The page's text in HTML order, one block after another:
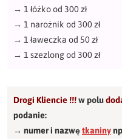
→ 1 łóżko od 300 zł
→ 1 narożnik od 300 zł
→ 1 ławeczka od 50 zł
→ 1 szezlong od 300 zł
Drogi Kliencie !!!w polu
podanie:
→ numer i nazwętkaniny